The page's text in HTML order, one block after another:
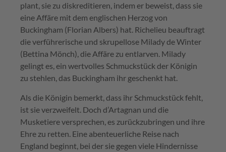
plant, sie zu diskreditieren, indem er beweist, dass sie
eine Affäre mit dem englischen Herzog von
Buckingham (Florian Albers) hat. Richelieu beauftragt
die verführerische und skrupellose Milady de Winter
(Bettina Mönch), die Affäre zu entlarven. Milady
gelingt es, ein wertvolles Schmuckstück der Königin
zu stehlen, das Buckingham ihr geschenkt hat.
Als die Königin bemerkt, dass ihr Schmuckstück fehlt,
ist sie verzweifelt. Doch d’Artagnan und die
Musketiere versprechen, es zurückzubringen und ihre
Ehre zu retten. Eine abenteuerliche Reise nach
England beginnt, bei der sie gegen viele Hindernisse